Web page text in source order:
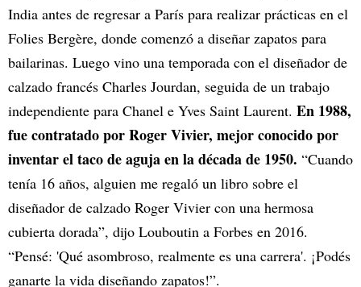
India antes de regresar a París para realizar prácticas en el
Folies Bergère, donde comenzó a diseñar zapatos para
bailarinas. Luego vino una temporada con el diseñador de
calzado francés Charles Jourdan, seguida de un trabajo
independiente para Chanel e Yves Saint Laurent. En 1988,
fue contratado por Roger Vivier, mejor conocido por
inventar el taco de aguja en la década de 1950. “Cuando
tenía 16 años, alguien me regaló un libro sobre el
diseñador de calzado Roger Vivier con una hermosa
cubierta dorada”, dijo Louboutin a Forbes en 2016.
“Pensé: 'Qué asombroso, realmente es una carrera'. ¡Podés
ganarte la vida diseñando zapatos!”.